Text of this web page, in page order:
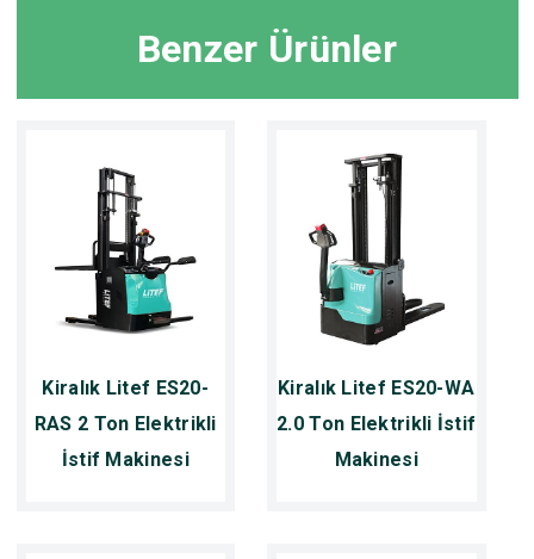
Benzer Ürünler
Kiralık Litef ES20-
RAS 2 Ton Elektrikli
İstif Makinesi
Kiralık Litef ES20-WA
2.0 Ton Elektrikli İstif
Makinesi